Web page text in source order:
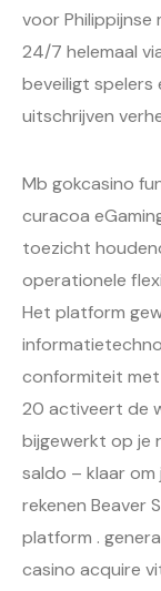
voor Philippijnse
24/7 helemaal
beveiligt spelers
uitschrijven
Mb gokcasino
curacoa
toezicht
operationele
Het platform
conformiteit met
20 activeert de
bijgewerkt op je
saldo – klaar
rekenen Beaver
platform .
casino acquire